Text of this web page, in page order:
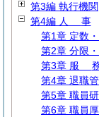
第3編 執行機関
第4編 人 事
第1章 定数
第2章 分限
第3章 服
第4章 退職
第5章 職員
第6章 職員